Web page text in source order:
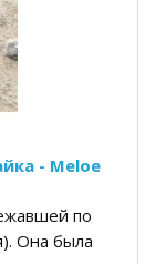
- Meloe
по
Она была